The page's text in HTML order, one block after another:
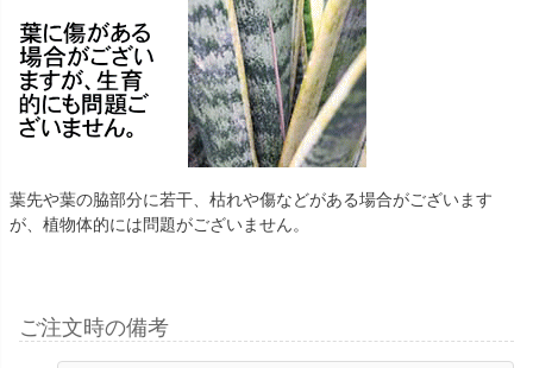
葉先や葉の脇部分に若干、枯れや傷などがある場合がございます
が、植物体的には問題がございません。
ご注文時の備考